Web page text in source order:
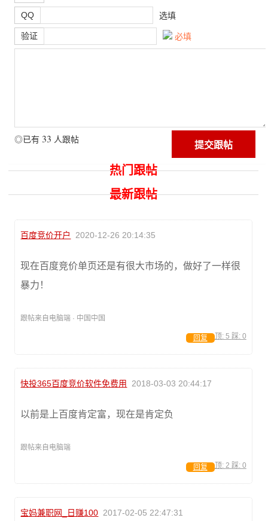
QQ 选填
验证 必填
◎已有 33 人跟帖
热门跟帖
最新跟帖
百度竞价开户 2020-12-26 20:14:35
现在百度竞价单页还是有很大市场的，做好了一样很
暴力！
跟帖来自电脑端 · 中国中国
顶: 5 踩: 0
回复
快投365百度竞价软件免费用 2018-03-03 20:44:17
以前是上百度肯定富，现在是肯定负
跟帖来自电脑端
顶: 2 踩: 0
回复
宝妈兼职网_日赚100 2017-02-05 22:47:31